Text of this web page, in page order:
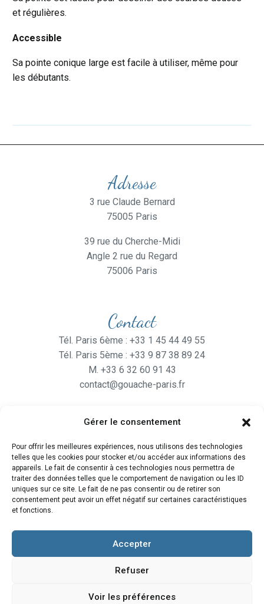
Gérer le consentement
Pour offrir les meilleures expériences, nous utilisons des technologies
telles que les cookies pour stocker et/ou accéder aux informations des
appareils. Le fait de consentir à ces technologies nous permettra de
traiter des données telles que le comportement de navigation ou les ID
uniques sur ce site. Le fait de ne pas consentir ou de retirer son
consentement peut avoir un effet négatif sur certaines caractéristiques
et fonctions.
Accepter
Refuser
Voir les préférences
et régulières.
Accessible
Sa pointe conique large est facile à utiliser, même pour
les débutants.
Adresse
3 rue Claude Bernard
75005 Paris
39 rue du Cherche-Midi
Angle 2 rue du Regard
75006 Paris
Contact
Tél. Paris 6ème : +33 1 45 44 49 55
Tél. Paris 5ème : +33 9 87 38 89 24
M. +33 6 32 60 91 43
contact@gouache-paris.fr
Ouvertdu lundi au Vendredi
de 9H30 à 19H
et le Samedi de 10H à 19H